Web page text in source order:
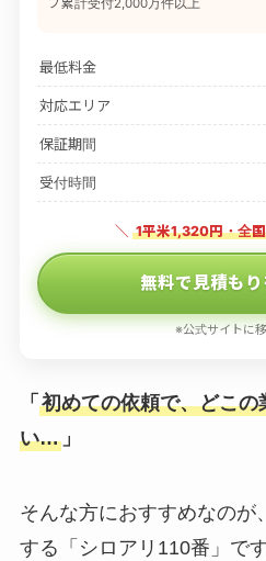
プ累計受付2,000万件以上
最低料金
対応エリア
保証期間
受付時間
＼ 1平米1,320円・全
無料で見積も
※公式サイトに
「 初めての依頼で、どこ
い…」
そんな方におすすめなのが
する「シロアリ110番」です